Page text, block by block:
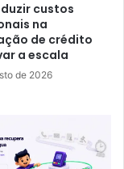
custos
na
de crédito
a escala
de 2026